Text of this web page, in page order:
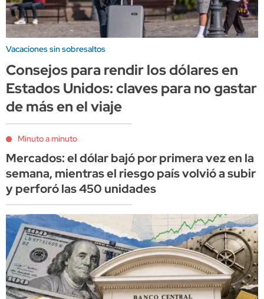
Vacaciones sin sobresaltos
Consejos para rendir los dólares en
Estados Unidos: claves para no gastar
de más en el viaje
Minuto a minuto
Mercados: el dólar bajó por primera vez en la
semana, mientras el riesgo país volvió a subir
y perforó las 450 unidades